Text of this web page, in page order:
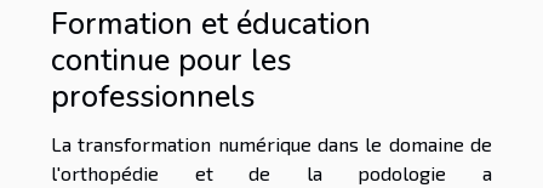
Formation et éducation
continue pour les
professionnels
La transformation numérique dans le domaine de
l'orthopédie et de la podologie a